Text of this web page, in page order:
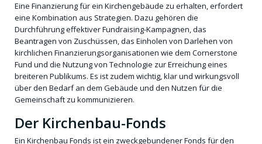
Eine Finanzierung für ein Kirchengebäude zu erhalten, erfordert
eine Kombination aus Strategien. Dazu gehören die
Durchführung effektiver Fundraising-Kampagnen, das
Beantragen von Zuschüssen, das Einholen von Darlehen von
kirchlichen Finanzierungsorganisationen wie dem Cornerstone
Fund und die Nutzung von Technologie zur Erreichung eines
breiteren Publikums. Es ist zudem wichtig, klar und wirkungsvoll
über den Bedarf an dem Gebäude und den Nutzen für die
Gemeinschaft zu kommunizieren.
Der Kirchenbau-Fonds
Ein Kirchenbau Fonds ist ein zweckgebundener Fonds für den